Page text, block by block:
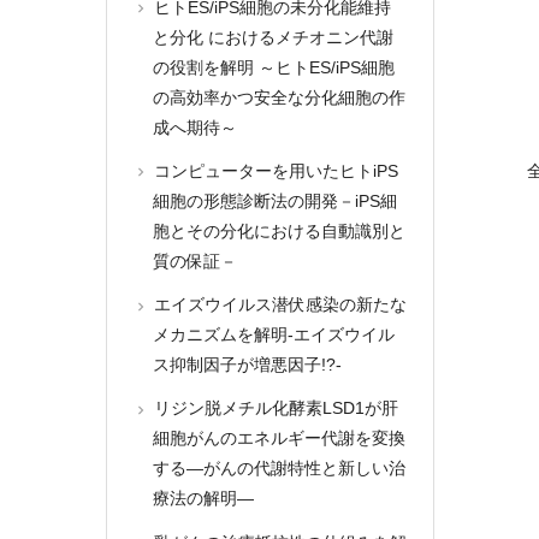
ヒトES/iPS細胞の未分化能維持
と分化 におけるメチオニン代謝
の役割を解明 ～ヒトES/iPS細胞
の高効率かつ安全な分化細胞の作
成へ期待～
コンピューターを用いたヒトiPS
細胞の形態診断法の開発－iPS細
胞とその分化における自動識別と
質の保証－
エイズウイルス潜伏感染の新たな
メカニズムを解明-エイズウイル
ス抑制因子が増悪因子!?-
リジン脱メチル化酵素LSD1が肝
細胞がんのエネルギー代謝を変換
する―がんの代謝特性と新しい治
療法の解明―